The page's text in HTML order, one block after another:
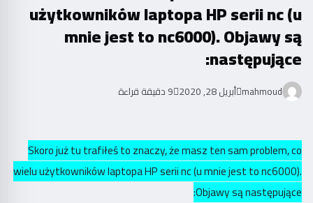
użytkowników laptopa HP serii nc (u
mnie jest to nc6000). Objawy są
następujące:
mahmoud أبريل 28, 2020 9 دقيقة قراءة
Skoro już tu trafiłeś to znaczy, że masz ten sam problem, co
wielu użytkowników laptopa HP serii nc (u mnie jest to nc6000).
Objawy są następujące: